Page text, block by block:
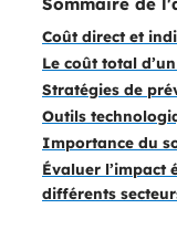
Coût direct et
Le coût total
Stratégies de
Outils
Importance du
Évaluer l’impact
différents